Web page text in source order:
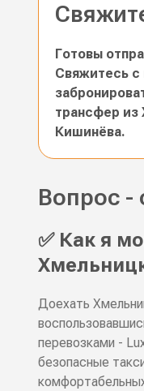
Готовы
Свяжитесь с
трансфер из
Кишинёва.
Вопрос -
✅ Как я
Доехать
перевозками -
безопасные